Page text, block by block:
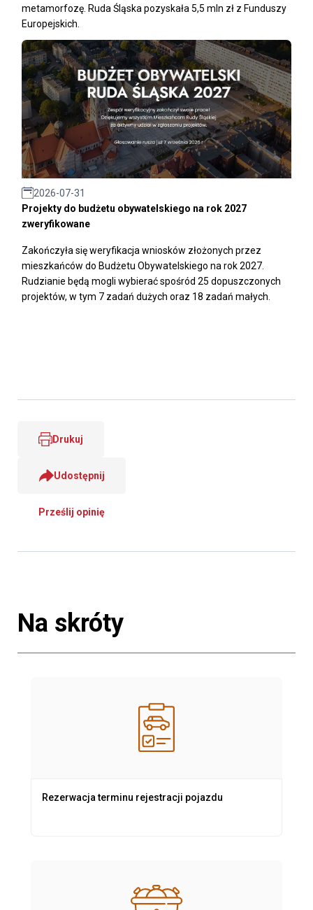
metamorfozę. Ruda Śląska pozyskała 5,5 mln zł z Funduszy
Europejskich.
2026-07-31
Projekty do budżetu obywatelskiego na rok 2027
zweryfikowane
Zakończyła się weryfikacja wniosków złożonych przez
mieszkańców do Budżetu Obywatelskiego na rok 2027.
Rudzianie będą mogli wybierać spośród 25 dopuszczonych
projektów, w tym 7 zadań dużych oraz 18 zadań małych.
Drukuj
Udostępnij
Prześlij opinię
Na skróty
Rezerwacja terminu rejestracji pojazdu